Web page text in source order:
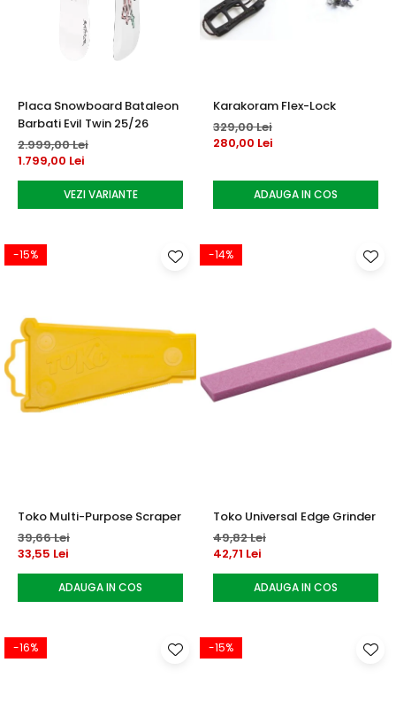
Accesorii tenis
Gripuri & overgripuri
Testeaza rachete
Placa Snowboard Bataleon
Barbati Evil Twin 25/26
2.999,00 Lei
1.799,00 Lei
VEZI VARIANTE
Karakoram Flex-Lock
329,00 Lei
280,00 Lei
ADAUGA IN COS
-15%
Toko Multi-Purpose Scraper
39,66 Lei
33,55 Lei
ADAUGA IN COS
-14%
Toko Universal Edge Grinder
49,82 Lei
42,71 Lei
ADAUGA IN COS
-16% -15%